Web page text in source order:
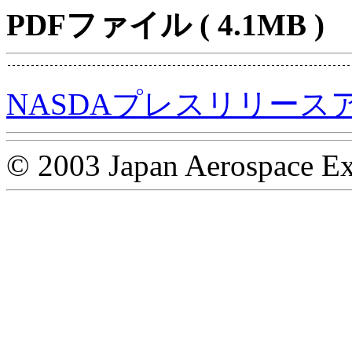
PDFファイル ( 4.1MB )
NASDAプレスリリース
© 2003 Japan Aerospace